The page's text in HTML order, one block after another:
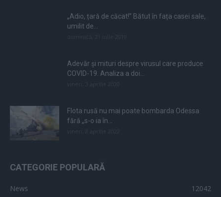
„Adio, țară de căcat!” Bătut în fața casei sale,
umilit de...
Adevăr și mituri despre virusul care produce
COVID-19. Analiza a doi...
Flota rusă nu mai poate bombarda Odessa
fără „s-o ia în...
CATEGORIE POPULARĂ
News
12042